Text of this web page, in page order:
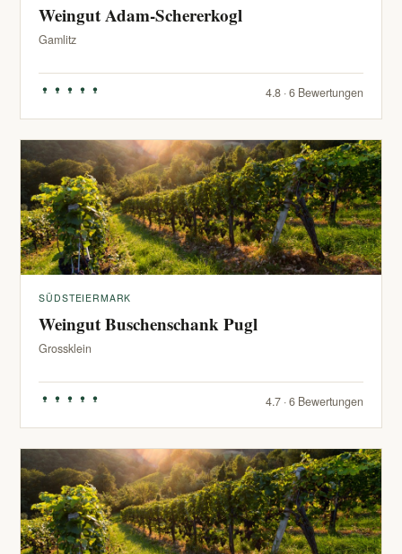
Weingut Adam-Schererkogl
Gamlitz
4.8 · 6 Bewertungen
SÜDSTEIERMARK
Weingut Buschenschank Pugl
Grossklein
4.7 · 6 Bewertungen